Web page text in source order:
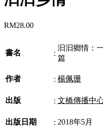
RM28.00
書名 :
汩汩鄉情：
篇
作者 : 楊佩珊
出版 : 文橋傳播中
出版日期 : 2018年5月